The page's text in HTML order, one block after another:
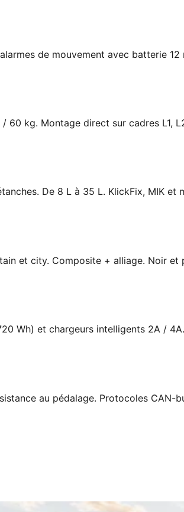
de mouvement avec batterie 12
kg. Montage direct sur cadres L1,
De 8 L à 35 L. KlickFix, MIK
et city. Composite + alliage. Noir et
Wh) et chargeurs intelligents 2A /
au pédalage. Protocoles